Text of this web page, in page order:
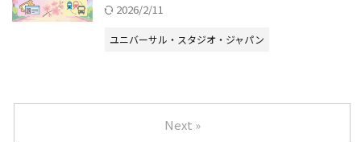
2026/2/11
ユニバーサル・スタジオ・ジャパン
Next »